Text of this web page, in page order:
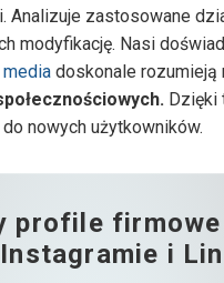
Analizuje zastosowane
modyfikację. Nasi
doskonale rozumieją
Dzięki
nowych użytkowników.
profile
i